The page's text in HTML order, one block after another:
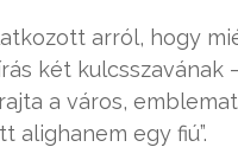
arról, hogy
két kulcsszavának
a város,
alighanem egy fiú”.